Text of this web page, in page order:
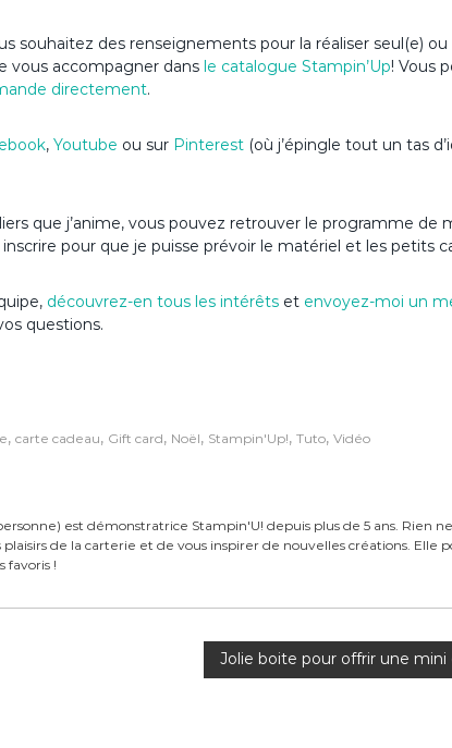
souhaitez des renseignements pour la réaliser seul(e)
vous accompagner dans le catalogue Stampin’Up! Vous
directement.
, Youtube ou sur Pinterest (où j’épingle tout un tas
que j’anime, vous pouvez retrouver le programme de
pour que je puisse prévoir le matériel et les petits
découvrez-en tous les intérêts et envoyez-moi un
questions.
, carte cadeau, Gift card, Noël, Stampin'Up!, Tuto, Vidéo
est démonstratrice Stampin'U! depuis plus de 5 ans. Rien
de la carterie et de vous inspirer de nouvelles créations. Elle
favoris !
Jolie boite pour offrir une